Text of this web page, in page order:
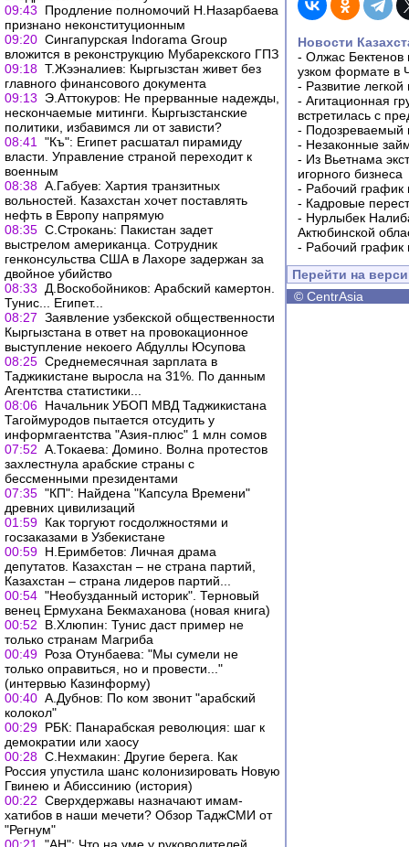
09:43
Продление полномочий Н.Назарбаева
признано неконституционным
09:20 Сингапурская Indorama Group
вложится в реконструкцию Мубарекского ГПЗ
09:18 Т.Жээналиев: Кыргызстан живет без
главного финансового документа
09:13
Э.Аттокуров: Не прерванные надежды,
нескончаемые митинги. Кыргызстанские
политики, избавимся ли от зависти?
08:41
"Къ": Египет расшатал пирамиду
власти. Управление страной переходит к
военным
08:38 А.Габуев: Хартия транзитных
вольностей. Казахстан хочет поставлять
нефть в Европу напрямую
08:35 С.Строкань: Пакистан задет
выстрелом американца. Сотрудник
генконсульства США в Лахоре задержан за
двойное убийство
08:33
Д.Воскобойников: Арабский камертон.
Тунис... Египет...
08:27 Заявление узбекской общественности
Кыргызстана в ответ на провокационное
выступление некоего Абдуллы Юсупова
08:25 Среднемесячная зарплата в
Таджикистане выросла на 31%. По данным
Агентства статистики...
08:06 Начальник УБОП МВД Таджикистана
Тагоймуродов пытается отсудить у
информгаентства "Азия-плюс" 1 млн сомов
07:52 А.Токаева: Домино. Волна протестов
захлестнула арабские страны с
бессменными президентами
07:35 "КП": Найдена "Капсула Времени"
древних цивилизаций
01:59 Как торгуют госдолжностями и
госзаказами в Узбекистане
00:59 Н.Еримбетов: Личная драма
депутатов. Казахстан – не страна партий,
Казахстан – страна лидеров партий...
00:54 "Необузданный историк". Терновый
венец Ермухана Бекмаханова (новая книга)
00:52
В.Хлюпин: Тунис даст пример не
только странам Магриба
00:49 Роза Отунбаева: "Мы сумели не
только оправиться, но и провести..."
(интервью Казинформу)
00:40 А.Дубнов: По ком звонит "арабский
колокол"
00:29 РБК: Панарабская революция: шаг к
демократии или хаосу
00:28 С.Нехмакин: Другие берега. Как
Россия упустила шанс колонизировать Новую
Гвинею и Абиссинию (история)
00:22 Сверхдержавы назначают имам-
хатибов в наши мечети? Обзор ТаджСМИ от
"Регнум"
Новости
- Олжас Бектенов
узком формате в
- Развитие
- Агитационная
встретилась с
- Подозреваемый
- Незаконные
- Из Вьетнама
игорного бизнеса
- Рабочий график
- Кадровые
- Нурлыбек
Актюбинской
- Рабочий график
Перейти на
© CentrAsia